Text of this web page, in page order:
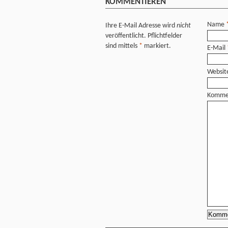
KOMMENTIEREN
Ihre E-Mail Adresse wird nicht
veröffentlicht. Pflichtfelder
sind mittels * markiert.
Name
E-Mail